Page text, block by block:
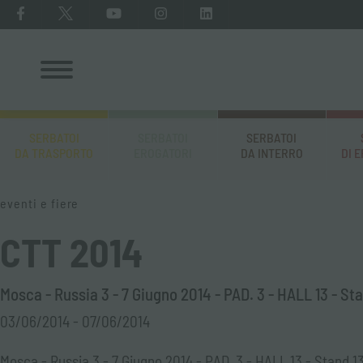
SERBATOI
DA TRASPORTO
SERBATOI
DA INTERRO
DI
eventi e fiere
CTT 2014
Mosca - Russia 3 - 7 Giugno 2014 - PAD. 3 - HALL 13 -
03/06/2014 - 07/06/2014